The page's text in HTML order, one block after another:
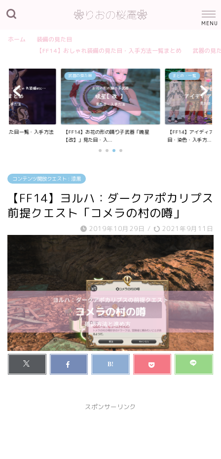
ホーム
装備の見た目
【FF14】おしゃれ装備の見た目・入手方法一覧まとめ
武器の見
見た目一覧・入手方法
武器の見た目
【FF14】お花の形の踊り子武器「暁星
【改】」見た目・入...
まとめ・一覧
【FF14】アイディア
目・染色・入手方...
コンテンツ開放クエスト : 漆黒
【FF14】ヨルハ：ダークアポカリプス
前提クエスト「コメラの村の噂」
2019年10月29日 / 2021年9月11日
スポンサーリンク